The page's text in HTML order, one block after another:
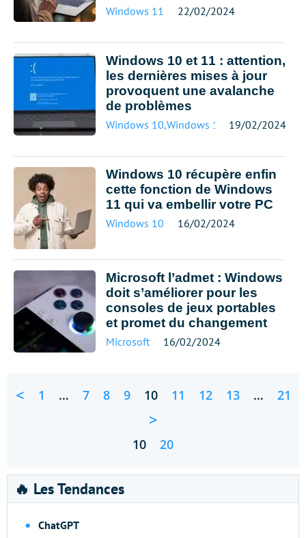
Windows 11 22/02/2024
Windows 10 et 11 : attention,
les dernières mises à jour
provoquent une avalanche
de problèmes
Windows 10,Windows 11 19/02/2024
Windows 10 récupère enfin
cette fonction de Windows
11 qui va embellir votre PC
Windows 10 16/02/2024
Microsoft l’admet : Windows
doit s’améliorer pour les
consoles de jeux portables
et promet du changement
Microsoft 16/02/2024
< 1 … 7 8 9 10 11 12 13 … 21
>
10 20
🔥 Les Tendances
ChatGPT